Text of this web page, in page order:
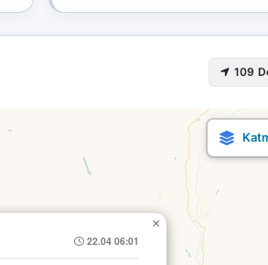
109
22.04 06:01
×